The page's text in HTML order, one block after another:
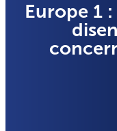
Europe 1 :